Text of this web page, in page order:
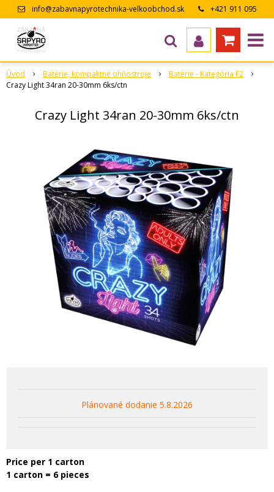
info@zabavnapyrotechnika-velkoobchod.sk
+421 911 095
Úvod Batérie, kompaktné ohňostroje
Batérie - Kategória F2
Crazy Light 34ran 20-30mm 6ks/ctn
Crazy Light 34ran 20-30mm 6ks/ctn
Plánované dodanie 5.8.2026
Price per 1 carton
1 carton = 6 pieces